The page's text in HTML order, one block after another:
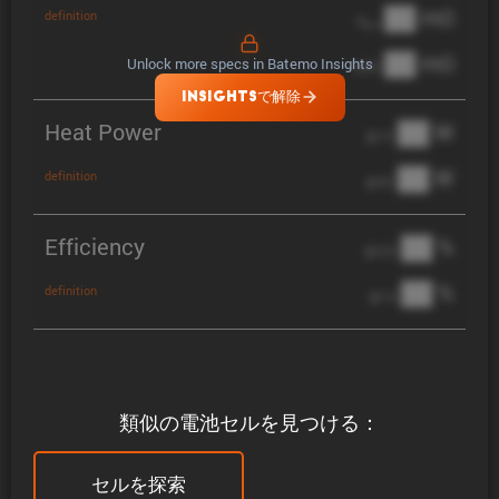
類似の電池セルを見つける：
セルを探索
definition ██ mΩ
DCIR ██ mΩ
Heat Power
definition
██ W
██ W
Efficiency
definition
██ %
██ %
Unlock more specs in Batemo Insights
INSIGHTSで解除